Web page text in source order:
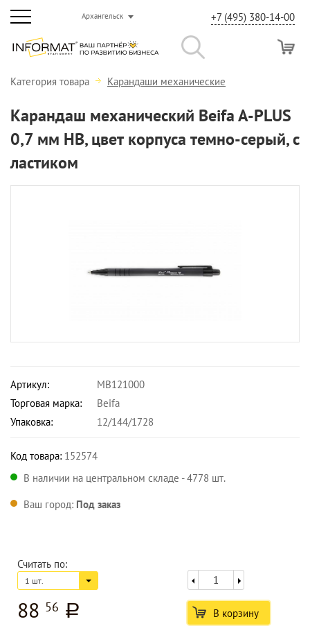
Архангельск +7 (495) 380-14-00
Категория товара Карандаши механические
Карандаш механический Beifa A-PLUS
0,7 мм НВ, цвет корпуса темно-серый, с
ластиком
Артикул:
MB121000
Торговая марка:
Beifa
Упаковка:
12/144/1728
Код товара: 152574
В наличии на центральном складе - 4778 шт.
Ваш город: Под заказ
Считать по:
1 шт.
88 56 a В корзину